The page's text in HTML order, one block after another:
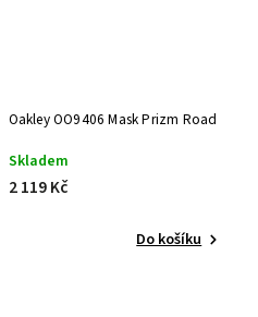
Oakley OO9406 Mask Prizm Road
Skladem
2 119 Kč
Do košíku